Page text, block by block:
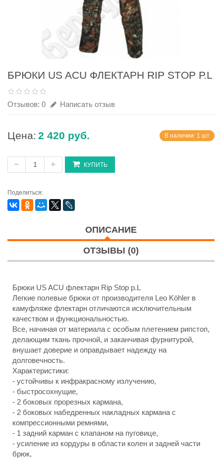
БРЮКИ US ACU ФЛЕКТАРН RIP STOP Р.L
Отзывов: 0 Написать отзыв
Цена: 2 420 руб. В наличии: 1 шт
− + КУПИТЬ
Поделиться:
ОПИСАНИЕ
ОТЗЫВЫ (0)
Брюки US ACU флектарн Rip Stop р.L
Легкие полевые брюки от производителя Leo Köhler в
камуфляже флектарн отличаются исключительным
качеством и функциональностью.
Все, начиная от материала с особым плетением рипстоп,
делающим ткань прочной, и заканчивая фурнитурой,
внушает доверие и оправдывает надежду на
долговечность.
Характеристики:
- устойчивы к инфракрасному излучению,
- быстросохнущие,
- 2 боковых прорезных кармана,
- 2 боковых набедренных накладных кармана с
компрессионными ремнями,
- 1 задний карман с клапаном на пуговице,
- усиление из кордуры в области колен и задней части
брюк,